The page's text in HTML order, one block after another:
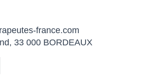
france.com
33 000 BORDEAUX